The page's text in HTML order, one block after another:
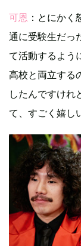
可恩 ：とにか
通に受験生だっ
て活動するよう
高校と両立する
したんですけれ
て、すごく嬉し